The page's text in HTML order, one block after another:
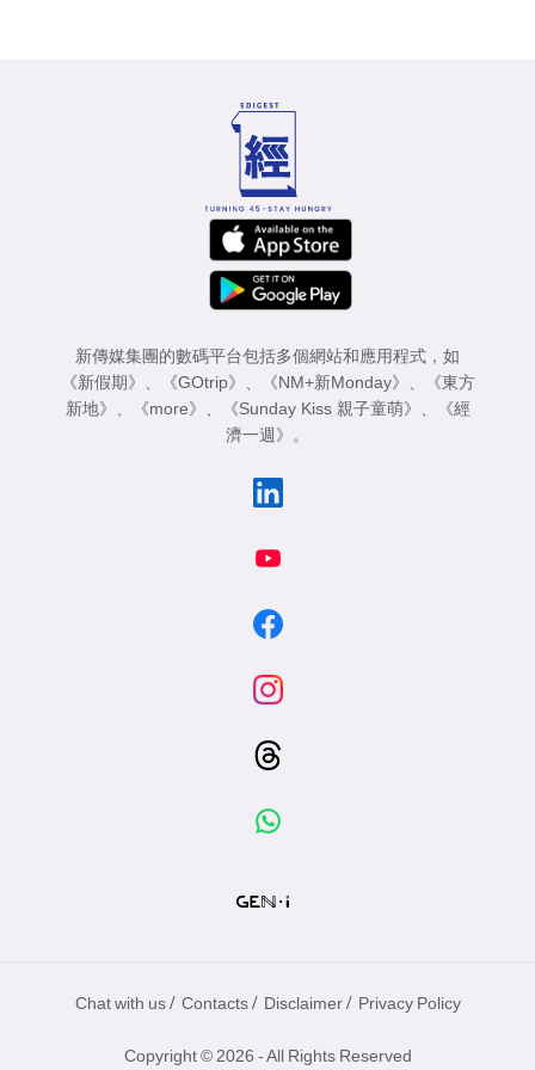
新傳媒集團的數碼平台包括多個網站和應用程式，如
《新假期》
《GOtrip》 《NM+新Monday》
《東方
新地》
《more》 《Sunday Kiss 親子童萌》
《經
濟一週》
。
Chat with us / Contacts / Disclaimer / Privacy Policy
Copyright © 2026 - All Rights Reserved